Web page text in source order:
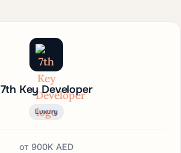
7th Key Developer
Luxury
от 900K AED